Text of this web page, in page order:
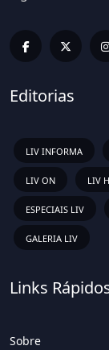
Editorias
LIV INFORMA
LIV ON LIV
ESPECIAIS LIV
GALERIA LIV
Links
Sobre